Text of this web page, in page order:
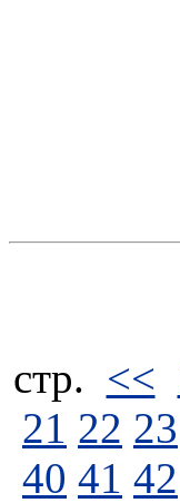
стp. <<
21 22 23
40 41 42